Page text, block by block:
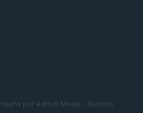
por AdHub Media - Numero